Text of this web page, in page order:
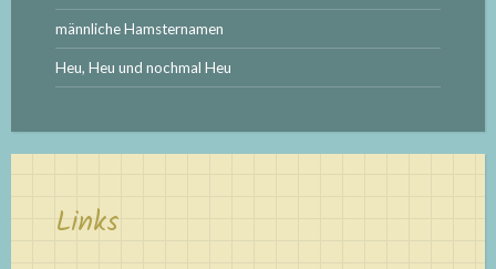
männliche Hamsternamen
Heu, Heu und nochmal Heu
Links